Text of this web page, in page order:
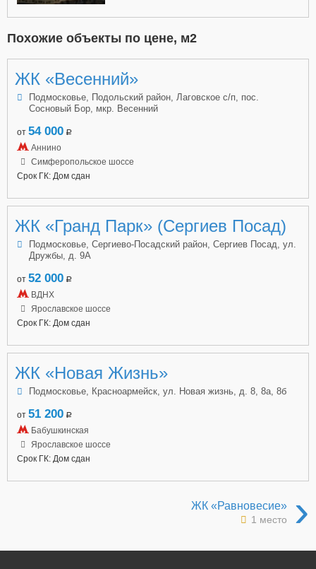
Похожие объекты по цене, м2
ЖК «Весенний»
Подмосковье, Подольский район, Лаговское с/п, пос.
Сосновый Бор, мкр. Весенний
от 54 000 a
Аннино
Симферопольское шоссе
Срок ГК: Дом сдан
ЖК «Гранд Парк» (Сергиев Посад)
Подмосковье, Сергиево-Посадский район, Сергиев Посад, ул.
Дружбы, д. 9А
от 52 000 a
ВДНХ
Ярославское шоссе
Срок ГК: Дом сдан
ЖК «Новая Жизнь»
Подмосковье, Красноармейск, ул. Новая жизнь, д. 8, 8а, 8б
от 51 200 a
Бабушкинская
Ярославское шоссе
Срок ГК: Дом сдан
›
ЖК «Равновесие»
1 место